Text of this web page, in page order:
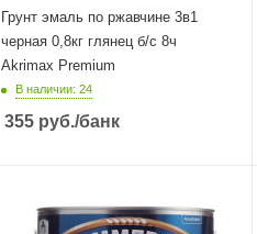
Грунт эмаль по ржавчине 3в1
черная 0,8кг глянец б/с 8ч
Akrimax Premium
В наличии: 24
355 руб./банк